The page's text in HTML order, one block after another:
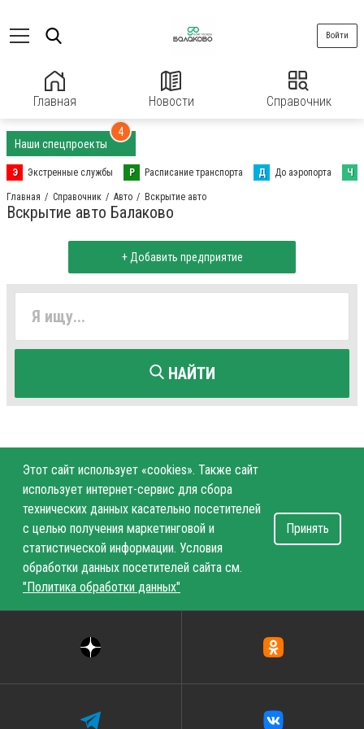
Главная Новости Справочник
Войти
Наши спецпроекты
4
Э Экстренные службы Р Расписание транспорта Д До аэропорта Ч
Главная Справочник Авто Вскрытие авто
Вскрытие авто Балаково
+ Добавить предприятие
НАЙТИ
Этот сайт использует «cookies». Также сайт
использует интернет-сервис для сбора
технических данных касательно посетителей
с целью получения маркетинговой и
статистической информации. Условия
обработки данных посетителей сайта см.
"Политика обработки данных"
Принять